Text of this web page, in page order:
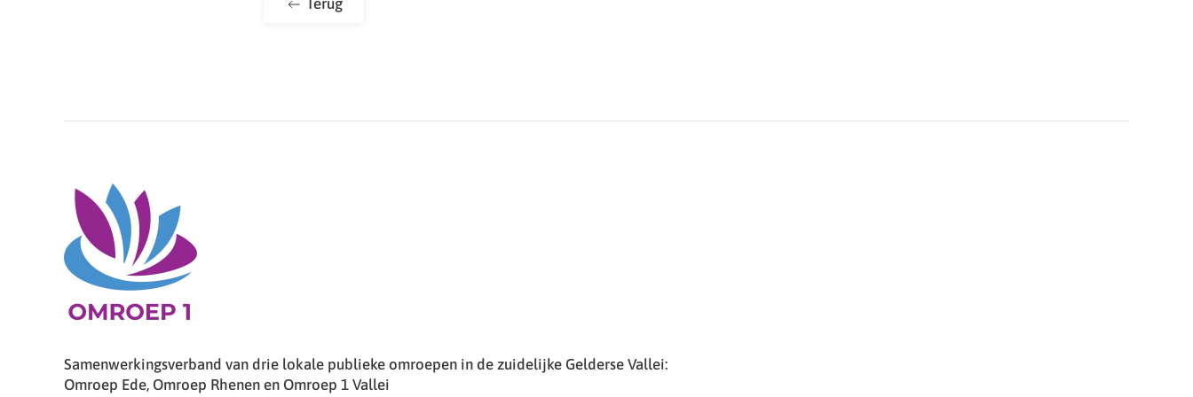
Samenwerkingsverband van drie lokale publieke omroepen in de zuidelijke Gelderse Vallei:
Omroep Ede, Omroep Rhenen en Omroep 1 Vallei